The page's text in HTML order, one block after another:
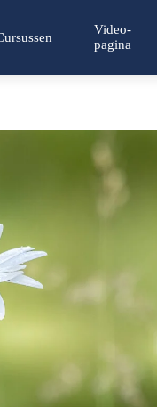
Video-
pagina